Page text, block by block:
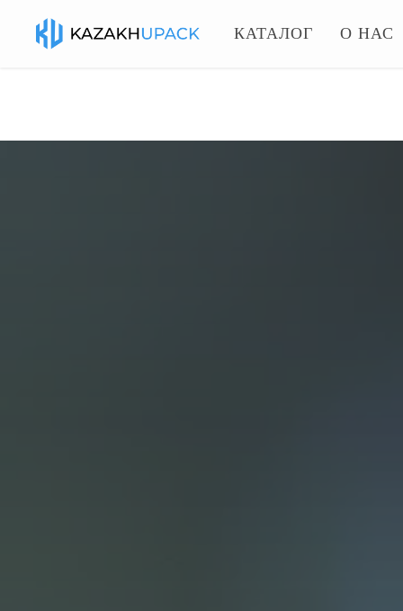
КАТАЛОГ О НАС